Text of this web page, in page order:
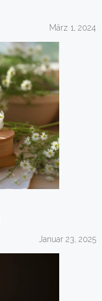
März 1, 2024
Januar 23, 2025